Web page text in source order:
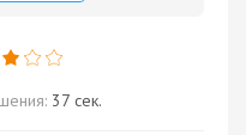
37 сек.